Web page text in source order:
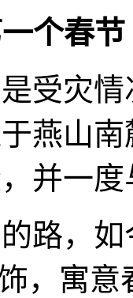
个春节
灾情
燕山
并一度
，如
，寓